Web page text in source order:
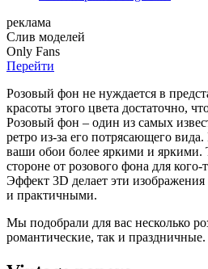
реклама
Слив моделей
Only Fans
Перейти
Розовый фон не нуждается в
красоты этого цвета достаточно,
Розовый фон – один из самых
ретро из-за его потрясающего
ваши обои более яркими и яркими.
стороне от розового фона для
Эффект 3D делает эти
и практичными.
Мы подобрали для вас несколько
романтические, так и праздничные.